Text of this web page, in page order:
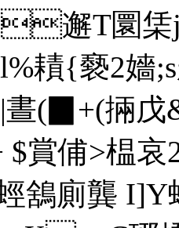
邂T圜栠
{褻2嬙;s
(▉+(掚
賞 俌>榅
蛵鵨廁龔